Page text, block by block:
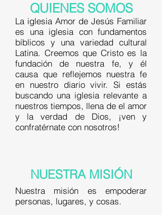
QUIENES SOMOS
La iglesia Amor de Jesús Familiar
es una iglesia con fundamentos
bíblicos y una variedad cultural
Latina. Creemos que Cristo es la
fundación de nuestra fe, y él
causa que reflejemos nuestra fe
en nuestro diario vivir. Si estás
buscando una iglesia relevante a
nuestros tiempos, llena de el amor
y la verdad de Dios, ¡ven y
confratérnate con nosotros!
NUESTRA MISIÓN
Nuestra misión es empoderar
personas, lugares, y cosas.